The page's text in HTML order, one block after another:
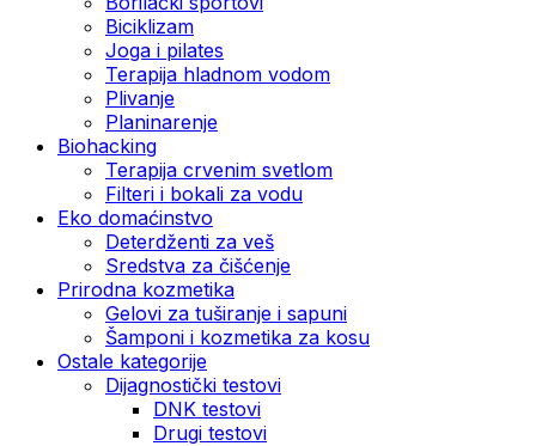
Biciklizam
Joga i pilates
Terapija hladnom vodom
Plivanje
Planinarenje
Biohacking
Terapija crvenim svetlom
Filteri i bokali za vodu
Eko domaćinstvo
Deterdženti za veš
Sredstva za čišćenje
Prirodna kozmetika
Gelovi za tuširanje i sapuni
Šamponi i kozmetika za kosu
Ostale kategorije
Dijagnostički testovi
DNK testovi
Drugi testovi